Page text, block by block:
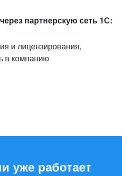
партнерскую сеть 1С:
и лицензирования,
в компанию
уже работает